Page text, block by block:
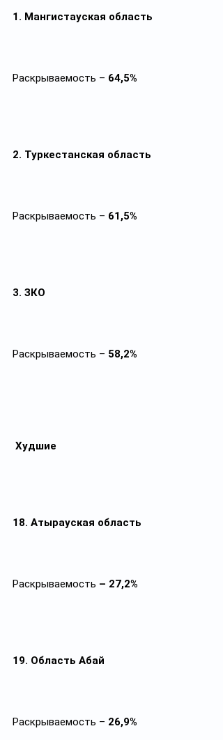
1. Мангистауская область
Раскрываемость – 64,5%
2. Туркестанская область
Раскрываемость – 61,5%
3. ЗКО
Раскрываемость – 58,2%
Худшие
18. Атырауская область
Раскрываемость – 27,2%
19. Область Абай
Раскрываемость – 26,9%